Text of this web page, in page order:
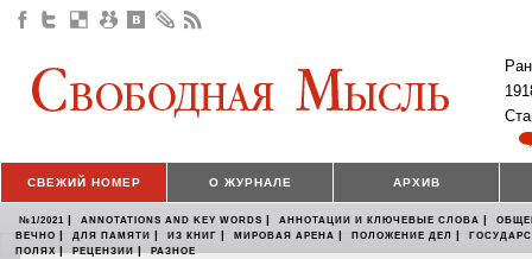
СВЕЖИЙ НОМЕР О ЖУРНАЛЕ АРХИВ
№1/2021 | ANNOTATIONS AND KEY WORDS | АННОТАЦИИ И КЛЮЧЕВЫЕ СЛОВА |
ВЕЧНО | ДЛЯ ПАМЯТИ | ИЗ КНИГ | МИРОВАЯ АРЕНА | ПОЛОЖЕНИЕ ДЕЛ |
ПОЛЯХ | РЕЦЕНЗИИ | РАЗНОЕ